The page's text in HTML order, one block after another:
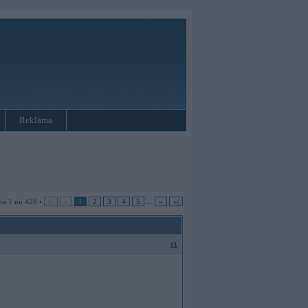
Reklāma
1 no 428 • |« « 1 2 3 4 5 » »|
#1